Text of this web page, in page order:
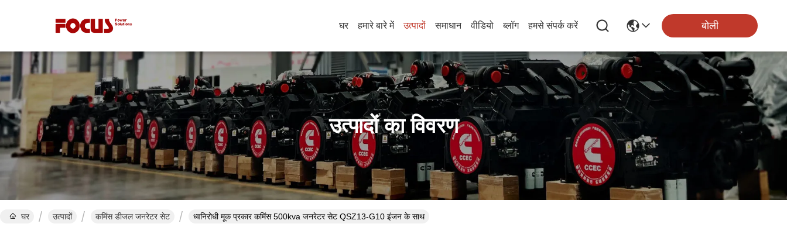
घर हमारे बारे में उत्पादों समाधान वीडियो ब्लॉग हमसे संपर्क करें बोली
उत्पादों का विवरण
घर उत्पादों कमिंस डीजल जनरेटर सेट ध्वनिरोधी मूक प्रकार कमिंस 500kva जनरेटर सेट QSZ13-G10 इंजन के साथ